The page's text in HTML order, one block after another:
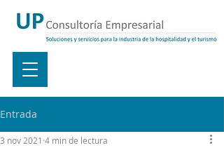
Entrada
3 nov 2021 4 min de lectura